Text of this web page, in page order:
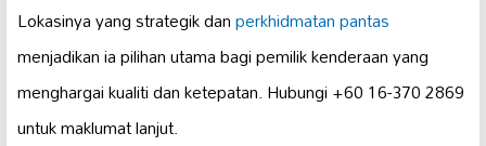
Lokasinya yang strategik danperkhidmatan pantas
menjadikan ia pilihan utama bagi pemilik kenderaan yang
menghargai kualiti dan ketepatan. Hubungi +60 16-370 2869
untuk maklumat lanjut.